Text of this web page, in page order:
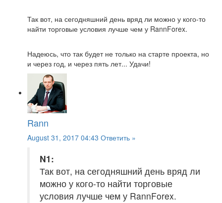
Так вот, на сегодняшний день вряд ли можно у кого-то
найти торговые условия лучше чем у RannForex.
Надеюсь, что так будет не только на старте проекта, но
и через год, и через пять лет... Удачи!
Rann
August 31, 2017 04:43 Ответить »
N1:
Так вот, на сегодняшний день вряд ли
можно у кого-то найти торговые
условия лучше чем у RannForex.